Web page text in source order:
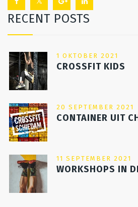
RECENT POSTS
1 OKTOBER 2021
CROSSFIT KIDS
20 SEPTEMBER 2021
CONTAINER UIT
11 SEPTEMBER 2021
WORKSHOPS IN